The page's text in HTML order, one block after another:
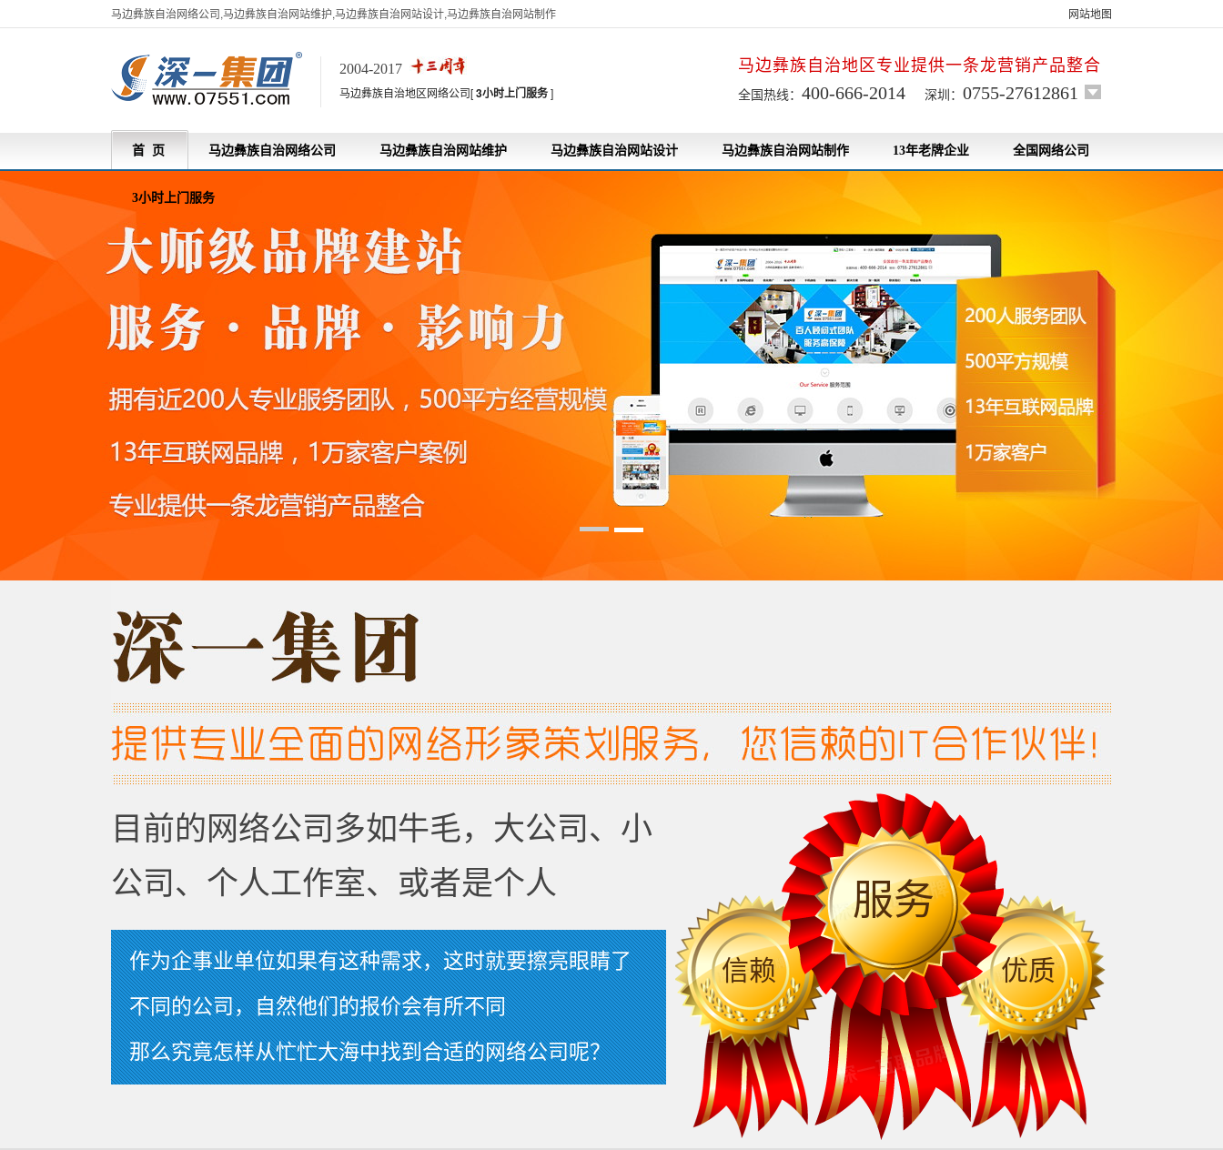
马边彝族自治网络公司,马边彝族自治网站维护,马边彝族自治网站设计,马边彝族自治网站制作 网站地图
2004-2017
马边彝族自治地区网络公司[3小时上门服务]
马边彝族自治地区专业提供一条龙营销产品整合
全国热线： 400-666-2014 深圳： 0755-27612861
首 页 马边彝族自治网络公司 马边彝族自治网站维护 马边彝族自治网站设计 马边彝族自治网站制作 13年老牌企业 全国网络公司
3小时上门服务
目前的网络公司多如牛毛，大公司、小
公司、个人工作室、或者是个人
作为企事业单位如果有这种需求，这时就要擦亮眼睛了
不同的公司，自然他们的报价会有所不同
那么究竟怎样从忙忙大海中找到合适的网络公司呢？
信赖
服务
优质